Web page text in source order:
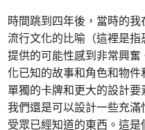
時間跳到四年後，當時的我
流行文化的比喻（這裡是
提供的可能性感到非常興
化已知的故事和角色和物
單獨的卡牌和更大的設計
我們還是可以設計一些充
受眾已經知道的東西。這